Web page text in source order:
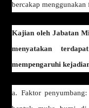
bercakap
Kajian oleh Jabatan
menyatakan
mempengaruhi
a. Faktor